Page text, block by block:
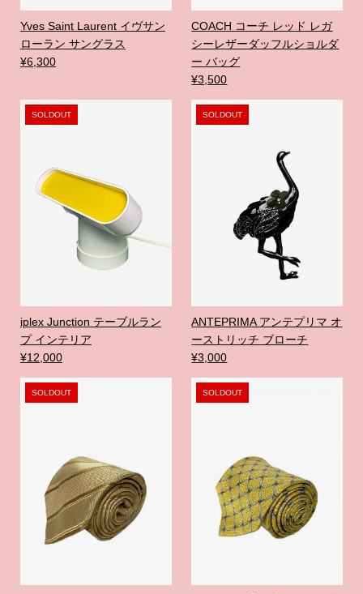
Yves Saint Laurent イヴサン
ローラン サングラス
¥6,300
COACH コーチ レッド レガ
シーレザーダッフルショルダ
ー バッグ
¥3,500
SOLDOUT
iplex Junction テーブルラン
プ インテリア
¥12,000
SOLDOUT
ANTEPRIMA アンテプリマ オ
ーストリッチ ブローチ
¥3,000
SOLDOUT SOLDOUT